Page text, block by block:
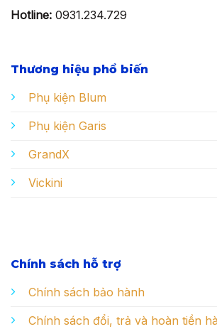
Hotline: 0931.234.729
Thương hiệu phổ biến
Phụ kiện Blum
Phụ kiện Garis
GrandX
Vickini
Chính sách hỗ trợ
Chính sách bảo hành
Chính sách đổi, trả và hoàn tiền